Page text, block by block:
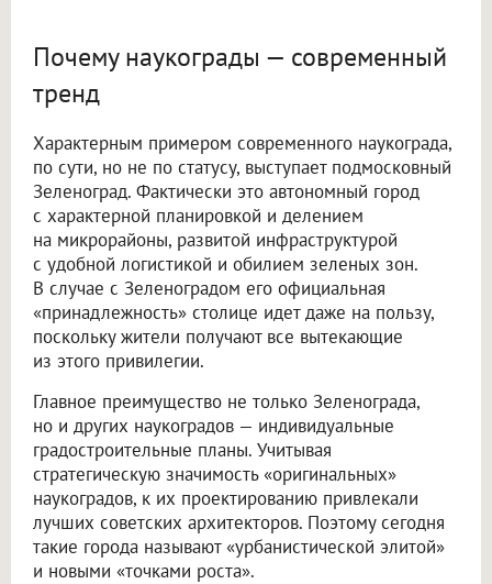
Почему наукограды — современный
тренд
Характерным примером современного наукограда,
по сути, но не по статусу, выступает подмосковный
Зеленоград. Фактически это автономный город
с характерной планировкой и делением
на микрорайоны, развитой инфраструктурой
с удобной логистикой и обилием зеленых зон.
В случае с Зеленоградом его официальная
«принадлежность» столице идет даже на пользу,
поскольку жители получают все вытекающие
из этого привилегии.
Главное преимущество не только Зеленограда,
но и других наукоградов — индивидуальные
градостроительные планы. Учитывая
стратегическую значимость «оригинальных»
наукоградов, к их проектированию привлекали
лучших советских архитекторов. Поэтому сегодня
такие города называют «урбанистической элитой»
и новыми «точками роста».